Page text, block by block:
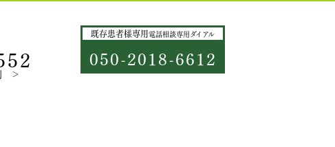
＞
既存患者様専用電話相談専用ダイアル
050-2018-6612